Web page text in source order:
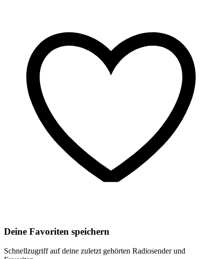
Deine Favoriten speichern
Schnellzugriff auf deine zuletzt gehörten Radiosender und